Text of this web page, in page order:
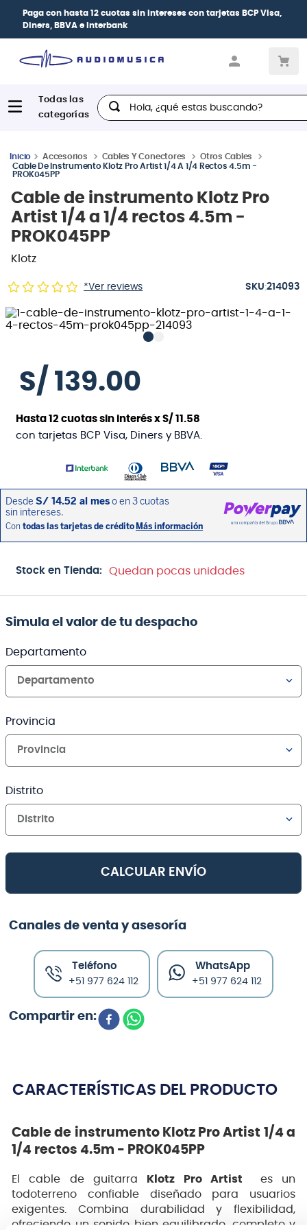
Paga con hasta 12 cuotas sin intereses con tarjetas BCP Visa,
Diners, BBVA e Interbank
Hola, ¿qué estas buscando?
Accesorios Cables Y Conectores
Otros Cables
Cable De Instrumento Klotz Pro Artist 1/4 A 1/4 Rectos 4.5m -
PROK045PP
Cable de instrumento Klotz Pro
Artist 1/4 a 1/4 rectos 4.5m -
PROK045PP
Klotz
*Ver reviews :214093
S/ 139.00
Hasta12 cuotas sin interés xS/ 11.58
con tarjetas BCP Visa, Diners y BBVA.
Stock en Tienda: Quedan pocas unidades
Simula el valor de tu despacho
Departamento
Departamento
Provincia
Provincia
Distrito
Distrito
CALCULAR ENVÍO
Canales de venta y asesoría
Teléfono
+51 977 624 112
WhatsApp
+51 977 624 112
CARACTERÍSTICAS DEL PRODUCTO
Cable de instrumento Klotz Pro Artist 1/4 a
1/4 rectos 4.5m - PROK045PP
El cable de guitarra Klotz Pro Artist
es un
todoterreno confiable diseñado para usuarios
exigentes. Combina durabilidad y flexibilidad,
ofreciendo un sonido bien equilibrado, completo y